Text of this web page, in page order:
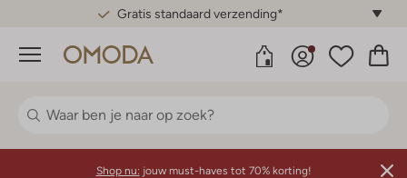
Gratis standaard verzending*
Menu
Shop nu: jouw must-haves tot 70% korting!